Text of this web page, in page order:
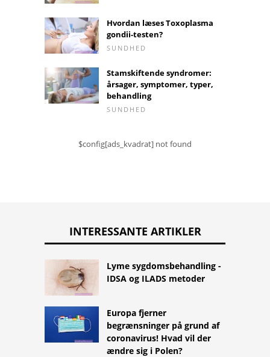
Hvordan læses Toxoplasma
gondii-testen?
SUNDHED
Stamskiftende syndromer:
årsager, symptomer, typer,
behandling
SUNDHED
$config[ads_kvadrat] not found
INTERESSANTE ARTIKLER
Lyme sygdomsbehandling -
IDSA og ILADS metoder
Europa fjerner
begrænsninger på grund af
coronavirus! Hvad vil der
ændre sig i Polen?